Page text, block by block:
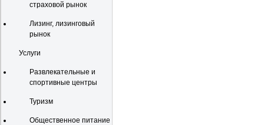
страховой рынок
Лизинг, лизинговый
рынок
Услуги
Развлекательные и
спортивные центры
Туризм
Общественное питание